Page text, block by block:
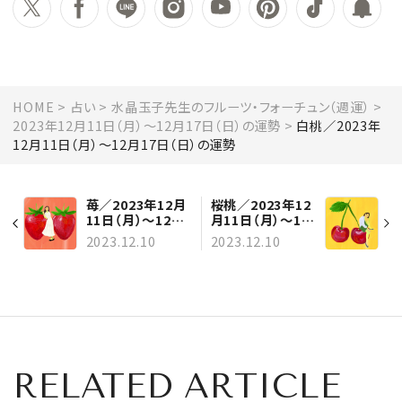
HOME 占い
水晶玉子先生のフルーツ・フォーチュン（週運）
2023年12月11日（月）～12月17日（日）の運勢
白桃／2023年
12月11日（月）～12月17日（日）の運勢
苺／2023年12月
11日（月）～12月
17日（日）の運勢
2023.12.10
桜桃／2023年12
月11日（月）～12
月17日（日）の運
勢
2023.12.10
RELATED ARTICLE